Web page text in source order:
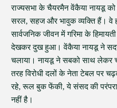
राज्यसभा के चैयरमैन वेंकैया नायडू
सरल, सहज और भावुक व्यक्ति हैं। वे
सार्वजनिक जीवन में गरिमा के
देखकर दुख हुआ। वेंकैया नायडू ने
चलाया। नायडू ने सबको साथ लेकर
तरह विरोधी दलों के नेता टेबल पर
रहे, रूल बुक फेंकी, ये संसद की
नहीं है।